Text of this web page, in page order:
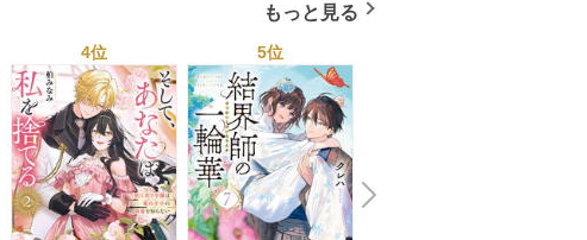
トレンド年間ベスト★お
っさん５０人の体験から
学ぶ★夢のようなエロい
楽園３０ 1巻
もっと見る
4位 5位
N
e
x
t